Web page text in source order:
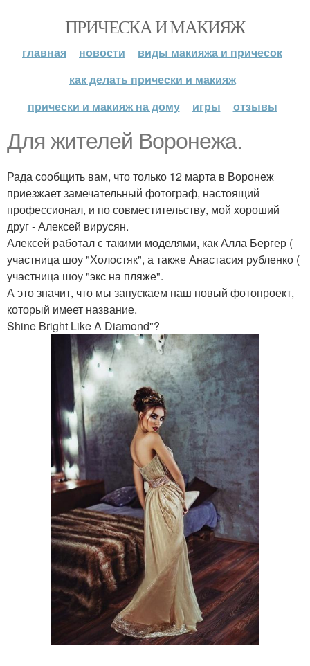
ПРИЧЕСКА И МАКИЯЖ
главная новости
виды макияжа и причесок
как делать прически и макияж
прически и макияж на дому
игры отзывы
Для жителей Воронежа.
Рада сообщить вам, что только 12 марта в Воронеж
приезжает замечательный фотограф, настоящий
профессионал, и по совместительству, мой хороший
друг - Алексей вирусян.
Алексей работал с такими моделями, как Алла Бергер (
участница шоу "Холостяк", а также Анастасия рубленко (
участница шоу "экс на пляже".
А это значит, что мы запускаем наш новый фотопроект,
который имеет название.
Shine Bright Like A Diamond"?